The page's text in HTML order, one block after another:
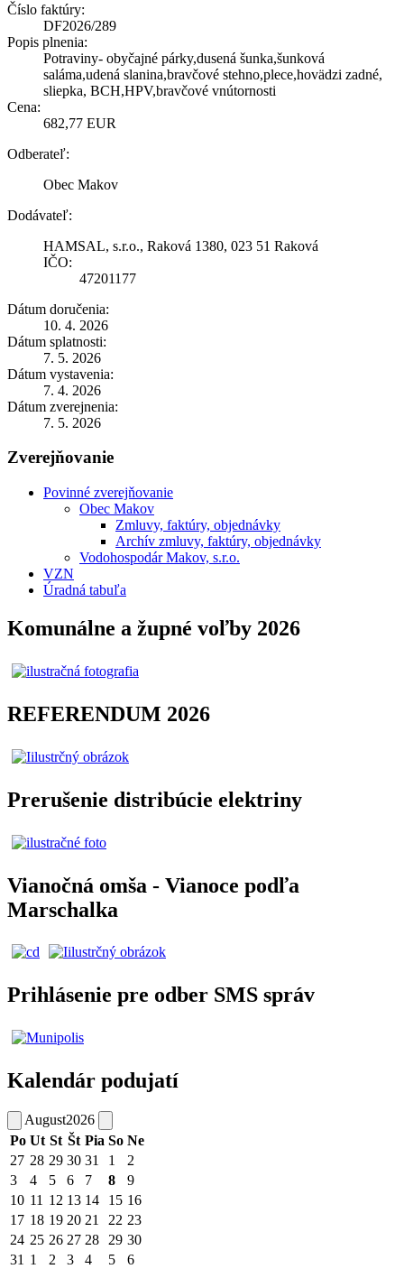
Číslo faktúry:
DF2026/289
Popis plnenia:
Potraviny- obyčajné párky,dusená šunka,šunková
saláma,udená slanina,bravčové stehno,plece,hovädzi zadné,
sliepka, BCH,HPV,bravčové vnútornosti
Cena:
682,77 EUR
Odberateľ:
Obec Makov
Dodávateľ:
HAMSAL, s.r.o., Raková 1380, 023 51 Raková
IČO:
47201177
Dátum doručenia:
10. 4. 2026
Dátum splatnosti:
7. 5. 2026
Dátum vystavenia:
7. 4. 2026
Dátum zverejnenia:
7. 5. 2026
Zverejňovanie
Povinné zverejňovanie
Obec Makov
Zmluvy, faktúry, objednávky
Archív zmluvy, faktúry, objednávky
Vodohospodár Makov, s.r.o.
VZN
Úradná tabuľa
Komunálne a župné voľby 2026
REFERENDUM 2026
Prerušenie distribúcie elektriny
Vianočná omša - Vianoce podľa
Marschalka
Prihlásenie pre odber SMS správ
Kalendár podujatí
August2026
Po Ut St Št Pia So Ne
27 28 29 30 31 1
2
3
4 5 6 7 8
9
10 11 12 13 14 15 16
17 18 19 20 21 22 23
24 25 26 27 28 29 30
31 1 2 3 4 5 6